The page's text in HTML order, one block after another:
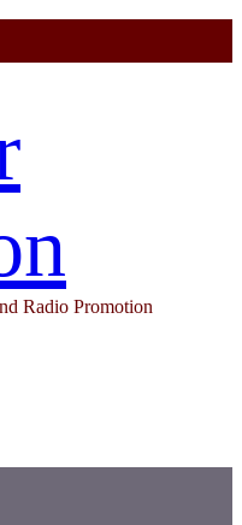
Radio Promotion